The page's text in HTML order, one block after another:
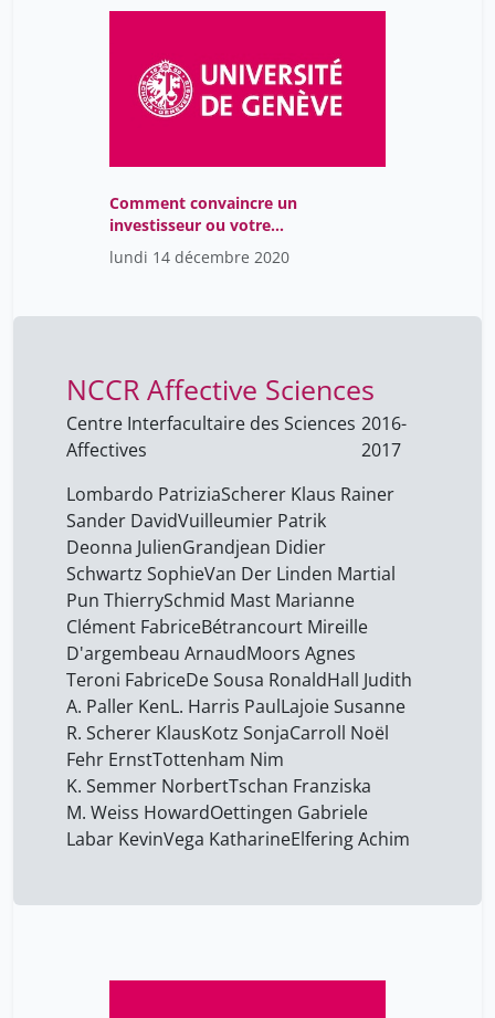
Comment convaincre un
investisseur ou votre
directeur financier de
votre idée ?
lundi 14 décembre 2020
NCCR Affective Sciences
Centre Interfacultaire des Sciences
Affectives
2016-
2017
Lombardo PatriziaScherer Klaus Rainer
Sander DavidVuilleumier Patrik
Deonna JulienGrandjean Didier
Schwartz SophieVan Der Linden Martial
Pun ThierrySchmid Mast Marianne
Clément FabriceBétrancourt Mireille
D'argembeau ArnaudMoors Agnes
Teroni FabriceDe Sousa RonaldHall Judith
A. Paller KenL. Harris PaulLajoie Susanne
R. Scherer KlausKotz SonjaCarroll Noël
Fehr ErnstTottenham Nim
K. Semmer NorbertTschan Franziska
M. Weiss HowardOettingen Gabriele
Labar KevinVega KatharineElfering Achim